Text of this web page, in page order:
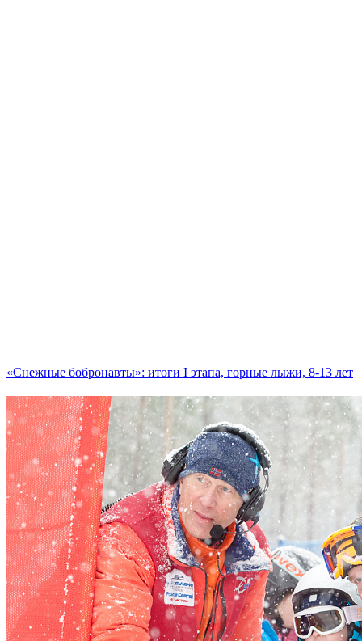
«Снежные бобронавты»: итоги I этапа, горные лыжи, 8-13 лет